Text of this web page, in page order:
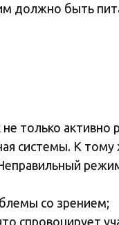
должно быть
только активно
системы. К
со зрением;
спровоцирует